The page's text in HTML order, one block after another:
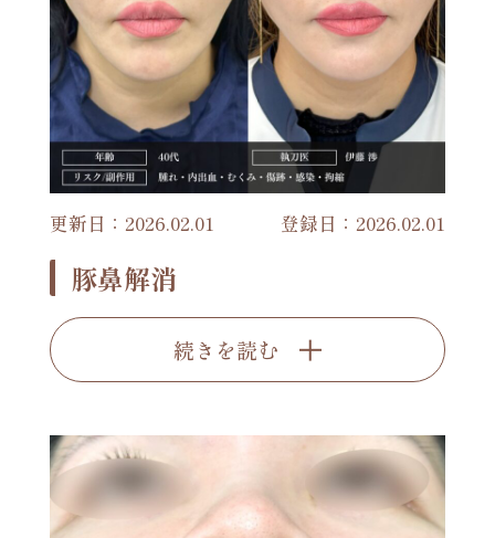
更新日：2026.02.01 登録日：2026.02.01
豚鼻解消
続きを読む